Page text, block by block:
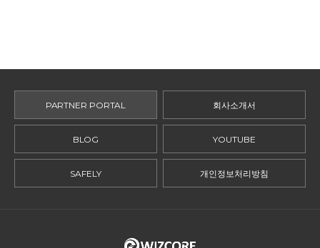
PARTNER PORTAL 회사소개서
BLOG YOUTUBE
SAFELY 개인정보처리방침